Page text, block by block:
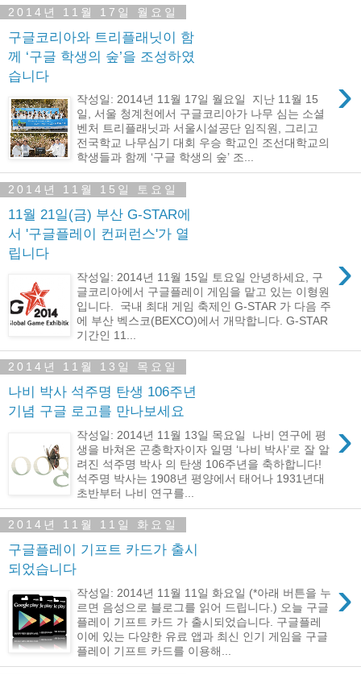
2014년 11월 17일 월요일
구글코리아와 트리플래닛이 함
께 ‘구글 학생의 숲’을 조성하였
습니다
›
작성일: 2014년 11월 17일 월요일 지난 11월 15
일, 서울 청계천에서 구글코리아가 나무 심는 소셜
벤처 트리플래닛과 서울시설공단 임직원, 그리고
전국학교 나무심기 대회 우승 학교인 조선대학교의
학생들과 함께 ‘구글 학생의 숲’ 조...
2014년 11월 15일 토요일
11월 21일(금) 부산 G-STAR에
서 '구글플레이 컨퍼런스'가 열
립니다
›
작성일: 2014년 11월 15일 토요일 안녕하세요, 구
글코리아에서 구글플레이 게임을 맡고 있는 이형원
입니다. 국내 최대 게임 축제인 G-STAR 가 다음 주
에 부산 벡스코(BEXCO)에서 개막합니다. G-STAR
기간인 11...
2014년 11월 13일 목요일
나비 박사 석주명 탄생 106주년
기념 구글 로고를 만나보세요
›
작성일: 2014년 11월 13일 목요일 나비 연구에 평
생을 바쳐온 곤충학자이자 일명 ‘나비 박사’로 잘 알
려진 석주명 박사 의 탄생 106주년을 축하합니다!
석주명 박사는 1908년 평양에서 태어나 1931년대
초반부터 나비 연구를...
2014년 11월 11일 화요일
구글플레이 기프트 카드가 출시
되었습니다
›
작성일: 2014년 11월 11일 화요일 (*아래 버튼을 누
르면 음성으로 블로그를 읽어 드립니다.) 오늘 구글
플레이 기프트 카드 가 출시되었습니다. 구글플레
이에 있는 다양한 유료 앱과 최신 인기 게임을 구글
플레이 기프트 카드를 이용해...